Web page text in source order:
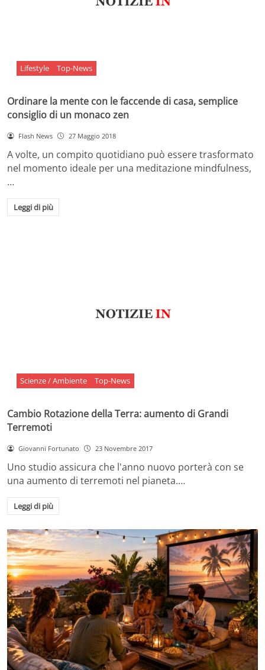
Lifestyle Top-News
Ordinare la mente con le faccende di casa, semplice
consiglio di un monaco zen
Flash News 27 Maggio 2018
A volte, un compito quotidiano può essere trasformato
nel momento ideale per una meditazione mindfulness,
…
Leggi di più
Scienze / Ambiente Top-News
Cambio Rotazione della Terra: aumento di Grandi
Terremoti
Giovanni Fortunato 23 Novembre 2017
Uno studio assicura che l'anno nuovo porterà con se
una aumento di terremoti nel pianeta.…
Leggi di più